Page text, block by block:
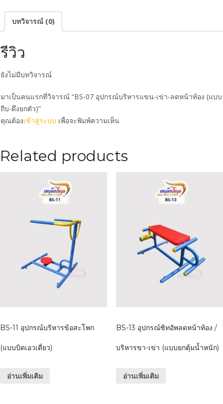
บทวิจารณ์ (0)
รีวิว
ยังไม่มีบทวิจารณ์
มาเป็นคนแรกที่วิจารณ์ “BS-07 อุปกรณ์บริหารแขน-เข่า-ลดหน้าท้อง (แบบ
ถีบ-ดึงยกตัว)”
คุณต้องเข้าสู่ระบบ เพื่อจะพิมพ์ความเห็น
Related products
BS-11 อุปกรณ์บริหารข้อสะโพก
(แบบบิดเอวเดี่ยว)
อ่านเพิ่มเติม
BS-13 อุปกรณ์ซิทอัพลดหน้าท้อง /
บริหารขา-เข่า (แบบยกตุ้มน้ำหนัก)
อ่านเพิ่มเติม